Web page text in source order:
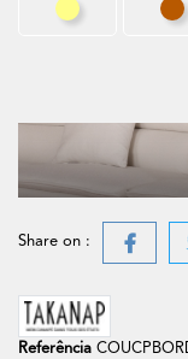
Areia
Share on :
Referência